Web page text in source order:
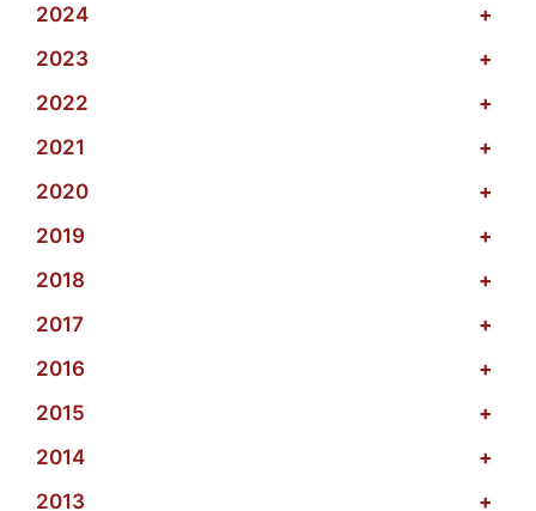
2024
+
2023
+
2022
+
2021
+
2020
+
2019
+
2018
+
2017
+
2016
+
2015
+
2014
+
2013
+